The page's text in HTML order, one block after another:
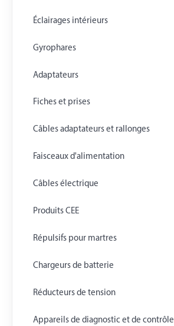
Éclairages intérieurs
Gyrophares
Adaptateurs
Fiches et prises
Câbles adaptateurs et rallonges
Faisceaux d'alimentation
Câbles électrique
Produits CEE
Répulsifs pour martres
Chargeurs de batterie
Réducteurs de tension
Appareils de diagnostic et de contrôle